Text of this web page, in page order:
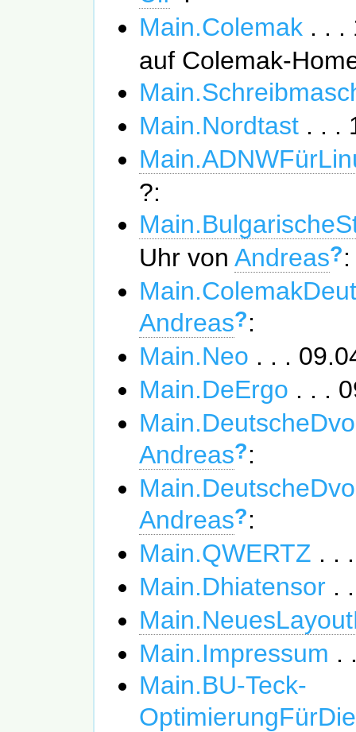
Main.Colemak . . .
auf Colemak-
Main.Nordtast . . .
?:
Uhr von Andreas?:
Andreas?:
Main.Neo . . .
Main.DeErgo . . .
Andreas?:
Andreas?:
Main.QWERTZ . .
Main.Dhiatensor .
Main.Impressum .
Main.BU-Teck-